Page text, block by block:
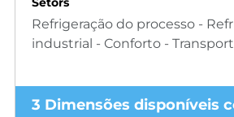
Refrigeração do processo -
industrial - Conforto -
3 Dimensões disponíveis